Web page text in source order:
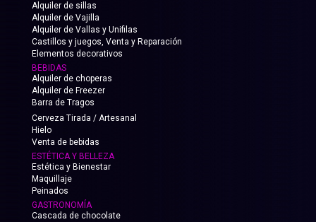
Alquiler de sillas
Alquiler de Vajilla
Alquiler de Vallas y Unifilas
Castillos y juegos, Venta y Reparación
Elementos decorativos
BEBIDAS
Alquiler de choperas
Alquiler de Freezer
Barra de Tragos
Cerveza Tirada / Artesanal
Hielo
Venta de bebidas
ESTÉTICA Y BELLEZA
Estética y Bienestar
Maquillaje
Peinados
GASTRONOMÍA
Cascada de chocolate